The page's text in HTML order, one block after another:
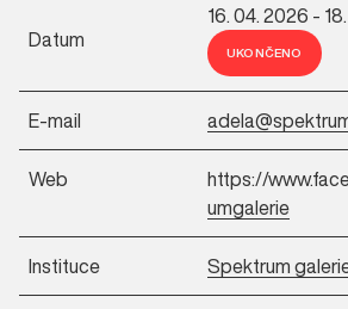
Datum
16. 04. 2026 -
UKONČENO
E-mail
Web
https://
umgalerie
Instituce Spektrum